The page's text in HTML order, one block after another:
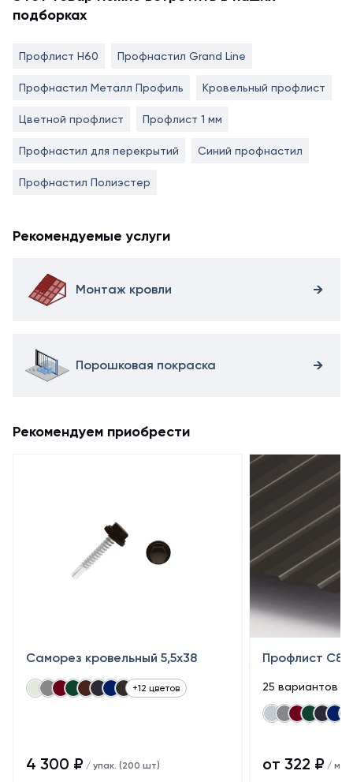
подборках
Профлист Н60 Профнастил Grand Line
Профнастил Металл Профиль Кровельный профлист
Цветной профлист Профлист 1 мм
Профнастил для перекрытий Синий профнастил
Профнастил Полиэстер
Рекомендуемые услуги
Монтаж кровли
Порошковая покраска
Рекомендуем приобрести
Саморез кровельный 5,5x38
+12 цветов
4 300 ₽ / упак. (200 шт)
Профлист С8
25 вариантов
от 322 ₽ / м²